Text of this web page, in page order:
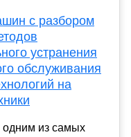
с разбором
устранения
обслуживания
на
из самых